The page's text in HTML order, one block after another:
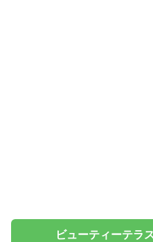
ビューティーテ